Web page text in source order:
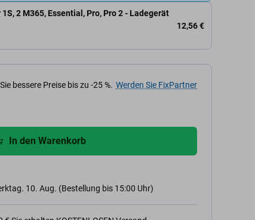
2 M365, Essential, Pro, Pro 2 - Ladegerät
12,56 €
bessere Preise bis zu -25 %. Werden Sie FixPartner
In den Warenkorb
10. Aug. (Bestellung bis 15:00 Uhr)